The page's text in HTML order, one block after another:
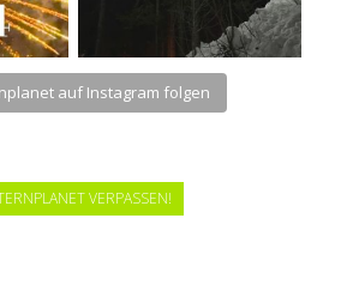
auf Instagram folgen
VERPASSEN!